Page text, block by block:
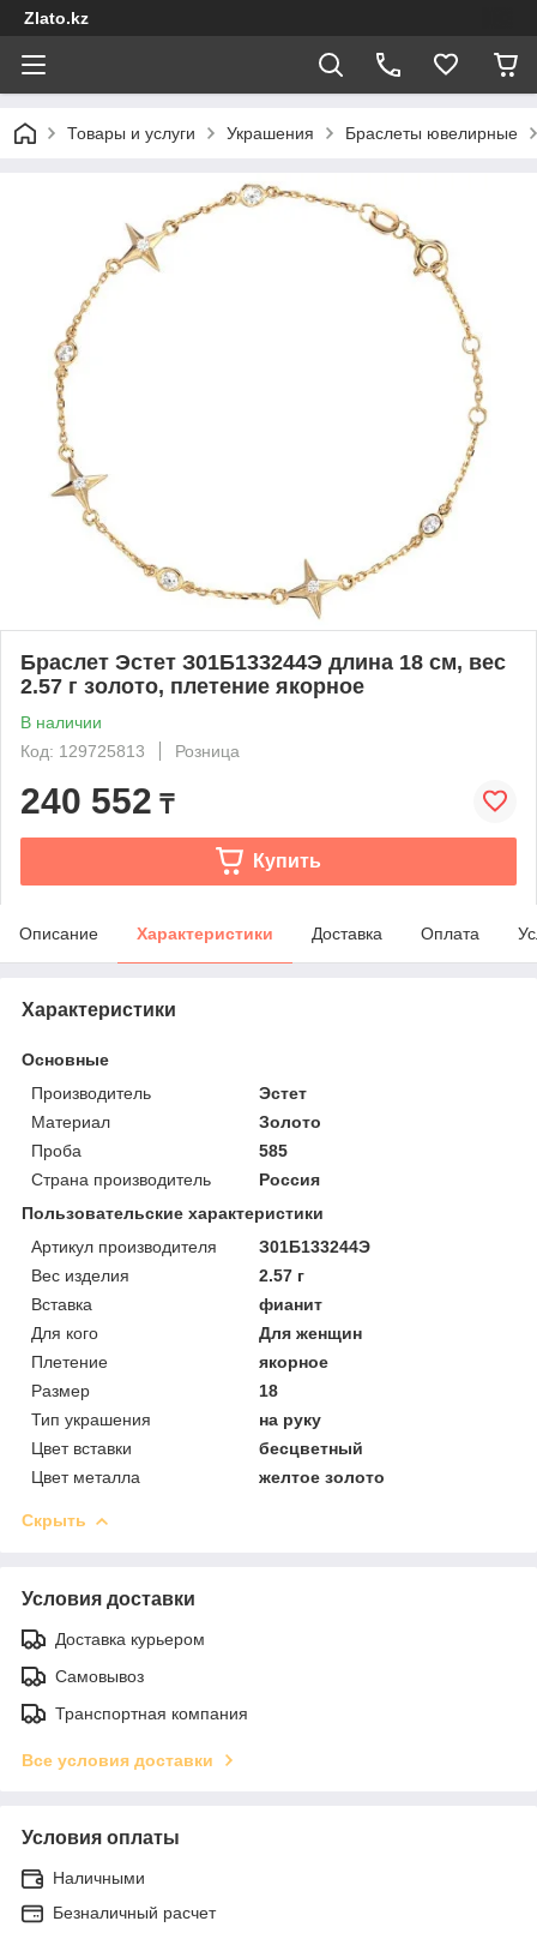
Zlato.kz
Товары и услуги Украшения Браслеты ювелирные
Браслет Эстет З01Б133244Э длина 18 см, вес
2.57 г золото, плетение якорное
В наличии
Код: 129725813
Розница
240 552 ₸
Купить
Описание Характеристики Доставка Оплата
Характеристики
Основные
Производитель
Эстет
Материал
Золото
Проба
585
Страна производитель
Россия
Пользовательские характеристики
Артикул производителя
З01Б133244Э
Вес изделия
2.57 г
Вставка
фианит
Для кого
Для женщин
Плетение
якорное
Размер
18
Тип украшения
на руку
Цвет вставки
бесцветный
Цвет металла
желтое золото
Скрыть
Условия доставки
Доставка курьером
Самовывоз
Транспортная компания
Все условия доставки
Условия оплаты
Наличными
Безналичный расчет